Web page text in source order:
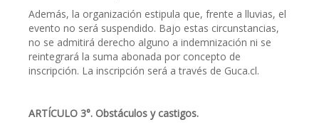
Además, la organización estipula que, frente a lluvias, el
evento no será suspendido. Bajo estas circunstancias,
no se admitirá derecho alguno a indemnización ni se
reintegrará la suma abonada por concepto de
inscripción. La inscripción será a través de Guca.cl.
ARTÍCULO 3°. Obstáculos y castigos.